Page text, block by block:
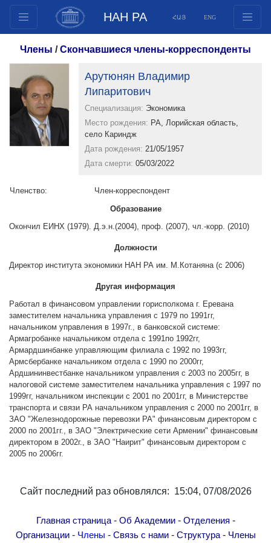
НАН РА ՀԱՅ ENG
Документы
Инновационные предложения
Публикации
Фонды
Международное сотрудничество
Молодежные программы
Фотогалерея
Веб ресурсы
Журнал "В мире науки"
Публикации в прессе
Анонсы
Юбилеи
Университеты
Новости
Научные результаты
Ученые диаспоры
Объявления
Поиск
Члены /Скончавшиеся члены-корреспонденты
Арутюнян Владимир
Липаритович
Специализация: Экономика
Место рождения: РА, Лорийская область,
село Кариндж
Дата рождения: 21/05/1957
Дата смерти: 05/03/2022
Членство:
Член-корреспондент
Образование
Окончил ЕИНХ (1979). Д.э.н.(2004), проф. (2007), чл.-корр. (2010)
Должности
Директор института экономики НАН РА им. М.Котаняна (с 2006)
Другая информация
Работал в финансовом управлении горисполкома г. Еревана
заместителем начальника управления с 1979 по 1991гг,
начальником управления в 1997г., в банковской системе:
Армагробанке начальником отдела с 1991по 1992гг,
Армардшинбанке управляющим филиала с 1992 по 1993гг,
Армсбербанке начальником отдела с 1990 по 2000гг,
Ардшининвестбанке начальником управления с 2003 по 2005гг, в
налоговой системе заместителем начальника управления с 1997 по
1999гг, начальником инспекции с 2001 по 2001гг, в Министерстве
транспорта и связи РА начальником управления с 2000 по 2001гг, в
ЗАО "Железнодорожные перевозки РА" финансовым директором с
2000 по 2001гг., в ЗАО "Электрические сети Армении" финансовым
директором в 2002г., в ЗАО "Наирит" финансовым директором с
2005 по 2006гг.
Сайт последний раз обновлялся: 15:04, 07/08/2026
Главная страница- Об Академии- Отделения -
Организации- Члены - Связь с нами- Структура- Члены